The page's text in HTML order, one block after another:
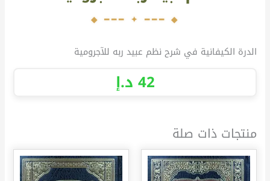
الدرة الكيفانية في شرح نظم عبيد ربه للآجرومية
42د.إ
منتجات ذات صلة